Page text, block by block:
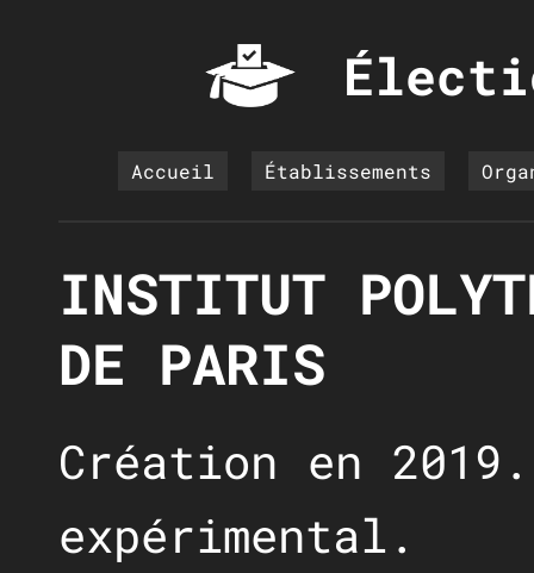
Accueil Établissements
INSTITUT
DE PARIS
Création en
expérimental.